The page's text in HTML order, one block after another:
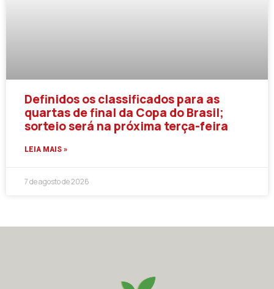
Definidos os classificados para as
quartas de final da Copa do Brasil;
sorteio será na próxima terça-feira
LEIA MAIS »
7 de agosto de 2026